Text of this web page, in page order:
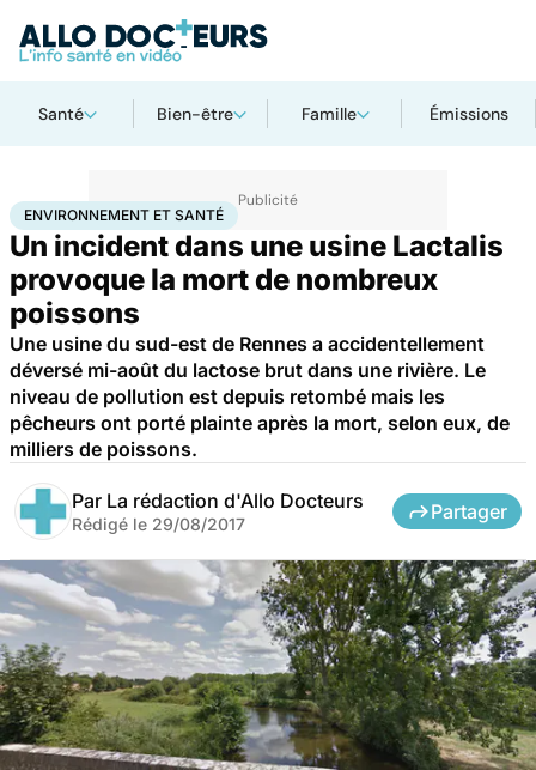
Santé Bien-être Famille Émissions
AccueilBien-êtreEnvironnement et santé
ENVIRONNEMENT ET SANTÉ
Un incident dans une usine Lactalis
provoque la mort de nombreux
poissons
Une usine du sud-est de Rennes a accidentellement
déversé mi-août du lactose brut dans une rivière. Le
niveau de pollution est depuis retombé mais les
pêcheurs ont porté plainte après la mort, selon eux, de
milliers de poissons.
Par La rédaction d'Allo Docteurs
Rédigé le 29/08/2017
Partager